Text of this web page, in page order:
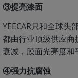
③提亮漆面
YEECAR只和全球头
都由行业顶级供应
衰减，膜面光亮度和
④强力抗腐蚀